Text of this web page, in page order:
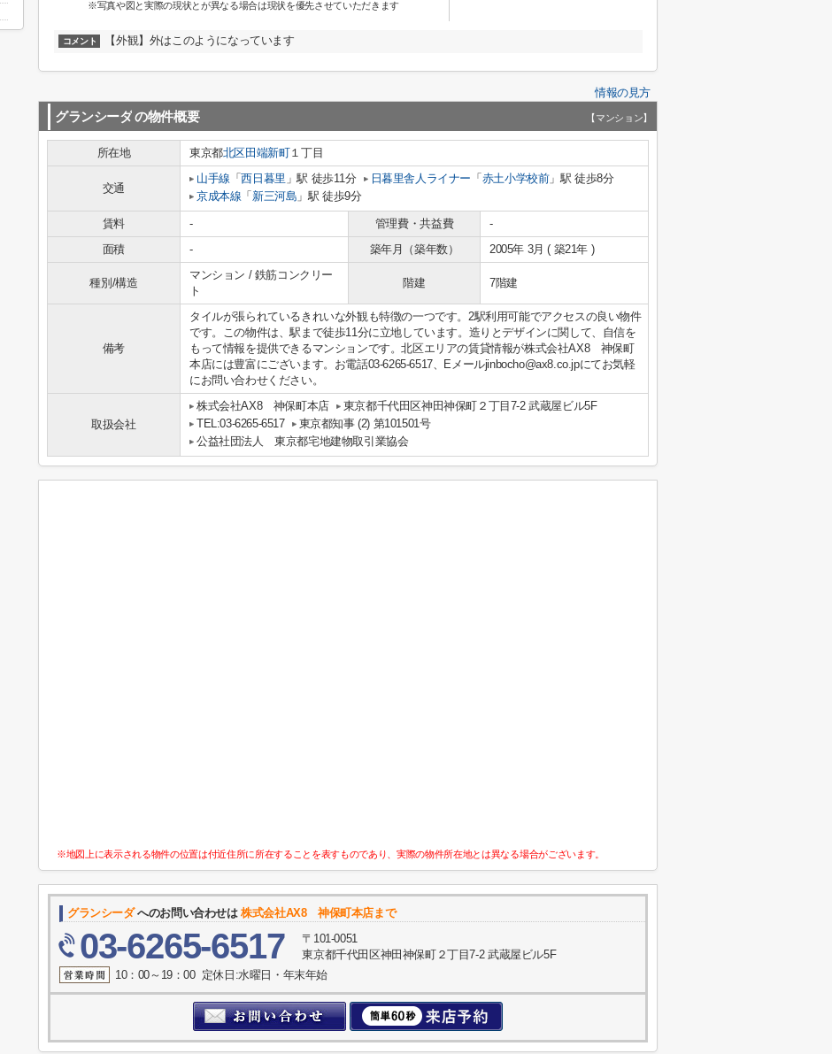
※写真や図と実際の現状とが異なる場合は現状を優先させていただきます
コメント 【外観】外はこのようになっています
情報の見方
グランシーダ の物件概要 【マンション】
所在地 東京都北区田端新町１丁目
交通
山手線 「西日暮里 」駅 徒歩11分 日暮里舎人ライナー 「 赤土小学校前」駅 徒歩8分
京成本線 「 新三河島 」駅 徒歩9分
賃料 - 管理費・共益費
-
面積
- 築年月（築年数） 2005年 3月 ( 築21年 )
種別/構造
マンション / 鉄筋コンクリー
ト
階建 7階建
備考
タイルが張られているきれいな外観も特徴の一つです。2駅利用可能でアクセスの良い物件
です。この物件は、駅まで徒歩11分に立地しています。造りとデザインに関して、自信を
もって情報を提供できるマンションです。北区エリアの賃貸情報が株式会社AX8 神保町
本店には豊富にございます。お電話03-6265-6517、Eメールjinbocho@ax8.co.jpにてお気軽
にお問い合わせください。
取扱会社
株式会社AX8 神保町本店
東京都千代田区神田神保町２丁目7-2 武蔵屋ビル5F
TEL:03-6265-6517
東京都知事 (2) 第101501号
公益社団法人 東京都宅地建物取引業協会
※地図上に表示される物件の位置は付近住所に所在することを表すものであり、実際の物件所在地とは異なる場合がございます。
グランシーダへのお問い合わせは株式会社AX8 神保町本店まで
03-6265-6517
〒101-0051
東京都千代田区神田神保町２丁目7-2 武蔵屋ビル5F
10：00～19：00 定休日:水曜日・年末年始